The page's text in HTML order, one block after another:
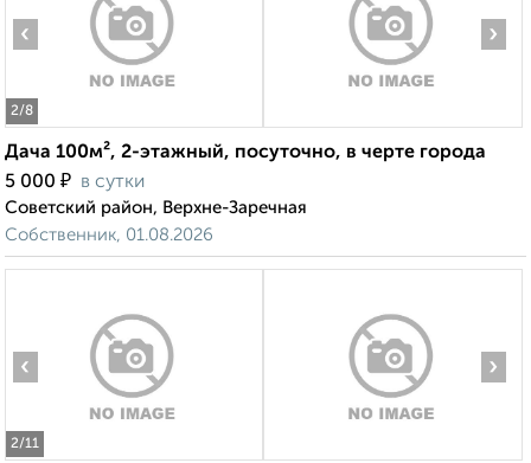
2/8
‹ ›
Дача 100м², 2-этажный, посуточно, в черте города
5 000 ₽ в сутки
Советский район, Верхне-Заречная
Собственник, 01.08.2026
2/11
‹ ›